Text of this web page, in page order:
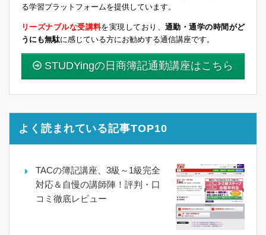
る学習プラットフォームを提供しています。
リーズナブルな受講料を実現しており、通勤・通学の時間がど
うにも無駄に感じている方にお勧めする通信講座です。
STUDYingの日商簿記通勤講座はこちら
よく読まれている記事TOP10
TACの簿記講座、3級～1級完全
対応＆自慢の講師陣！評判・口
コミ徹底レビュー